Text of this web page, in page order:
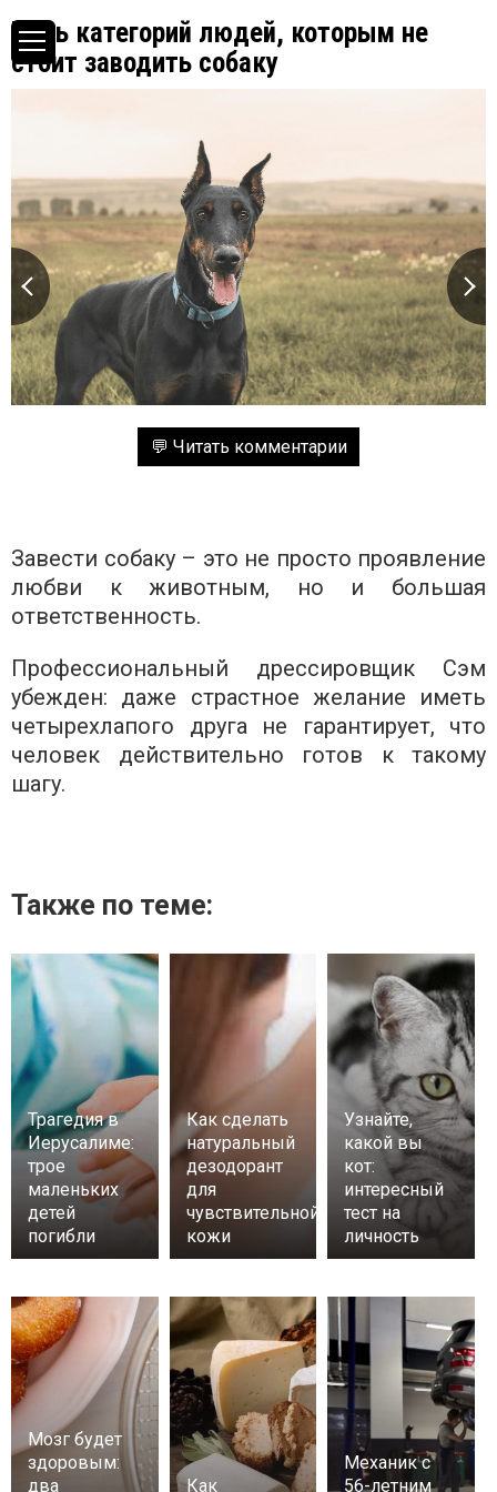
Пять категорий людей, которым не
стоит заводить собаку
💬 Читать комментарии
Завести собаку – это не просто проявление
любви к животным, но и большая
ответственность.
Профессиональный дрессировщик Сэм
убежден: даже страстное желание иметь
четырехлапого друга не гарантирует, что
человек действительно готов к такому
шагу.
Также по теме:
Трагедия в
Иерусалиме:
трое
маленьких
детей
погибли
Как сделать
натуральный
дезодорант
для
чувствительной
кожи
Узнайте,
какой вы
кот:
интересный
тест на
личность
Мозг будет
здоровым:
два
Как
Механик с
56-летним